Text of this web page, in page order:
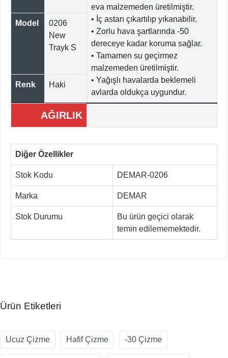
eva malzemeden üretilmiştir.
• İç astarı çıkartılıp yıkanabilir.
• Zorlu hava şartlarında -50
dereceye kadar koruma sağlar.
• Tamamen su geçirmez
malzemeden üretilmiştir.
• Yağışlı havalarda beklemeli
avlarda oldukça uygundur.
Model
0206
New
Trayk S
Renk Haki
AĞIRLIK
Diğer Özellikler
Stok Kodu DEMAR-0206
Marka DEMAR
Stok Durumu
Bu ürün geçici olarak
temin edilememektedir.
Ürün Etiketleri
Ucuz Çizme Hafif Çizme -30 Çizme